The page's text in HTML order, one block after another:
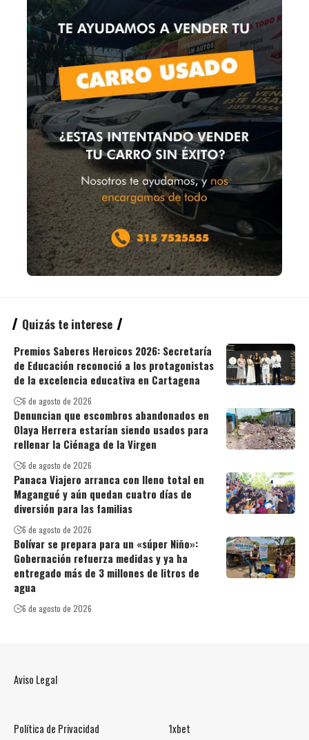
Quizás te interese
Premios Saberes Heroicos 2026: Secretaría
de Educación reconoció a los protagonistas
de la excelencia educativa en Cartagena
6 de agosto de 2026
Denuncian que escombros abandonados en
Olaya Herrera estarían siendo usados para
rellenar la Ciénaga de la Virgen
6 de agosto de 2026
Panaca Viajero arranca con lleno total en
Magangué y aún quedan cuatro días de
diversión para las familias
6 de agosto de 2026
Bolívar se prepara para un «súper Niño»:
Gobernación refuerza medidas y ya ha
entregado más de 3 millones de litros de
agua
6 de agosto de 2026
Aviso Legal
Política de Privacidad 1xbet